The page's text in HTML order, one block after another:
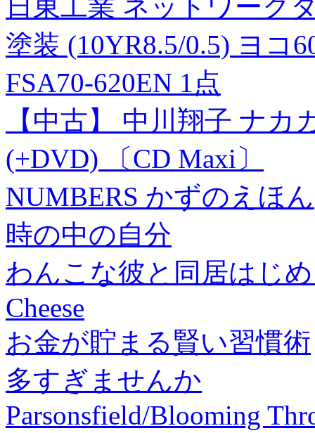
日東工業 ネットワーク
塗装 (10YR8.5/0.5) ヨコ
FSA70-620EN 1点
【中古】 中川翔子 ナ
(+DVD) 〔CD Maxi〕
NUMBERS かずのえほん
時の中の自分
わんこな彼と同居はじ
Cheese
お金が貯まる賢い習慣術
多すぎませんか
Parsonsfield/Blooming